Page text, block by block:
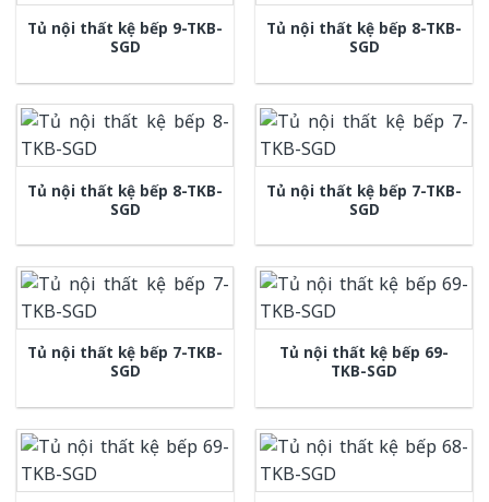
Tủ nội thất kệ bếp 9-TKB-
SGD
Tủ nội thất kệ bếp 8-TKB-
SGD
Tủ nội thất kệ bếp 8-TKB-
SGD
Tủ nội thất kệ bếp 7-TKB-
SGD
Tủ nội thất kệ bếp 7-TKB-
SGD
Tủ nội thất kệ bếp 69-
TKB-SGD